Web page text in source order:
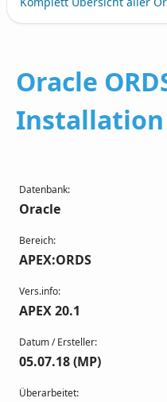
Oracle
Installation
Datenbank:
Oracle
Bereich:
APEX:ORDS
Vers.info:
APEX 20.1
Datum / Ersteller:
05.07.18 (MP)
Überarbeitet: